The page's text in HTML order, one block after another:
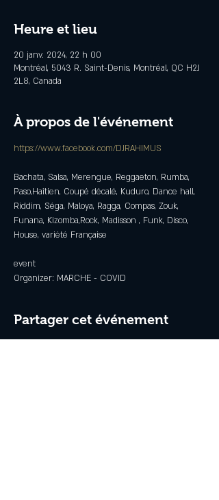
Heure et lieu
20 janv. 2024, 22 h 00
Montréal, 5043 R. Saint-Denis, Montréal, QC H2J
2L8, Canada
À propos de l'événement
https://www.facebook.com/DJRAHIMUS
Bachata, Salsa, Merengue, Reggaeton, Rumba,
Paso,Haîtien, Coupé décalé, Kuduro, Dance hall,
Riddim, Séga, Maloya, Ragga, Compas, Zouk,
Funana, Kizomba,Rock, Madisson , Funk, Disco,
event
Organizer: MARCHE - COVID
Partager cet événement